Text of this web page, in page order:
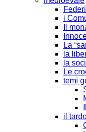
i
Il
La
la
la
Le
temi
il